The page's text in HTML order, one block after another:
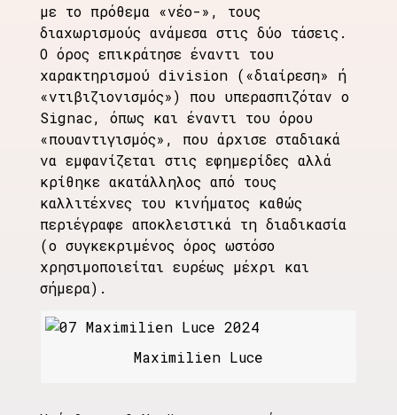
με το πρόθεμα «νέο-», τους
διαχωρισμούς ανάμεσα στις δύο τάσεις.
Ο όρος επικράτησε έναντι του
χαρακτηρισμού division («διαίρεση» ή
«ντιβιζιονισμός») που υπερασπιζόταν ο
Signac, όπως και έναντι του όρου
«πουαντιγισμός», που άρχισε σταδιακά
να εμφανίζεται στις εφημερίδες αλλά
κρίθηκε ακατάλληλος από τους
καλλιτέχνες του κινήματος καθώς
περιέγραφε αποκλειστικά τη διαδικασία
(ο συγκεκριμένος όρος ωστόσο
χρησιμοποιείται ευρέως μέχρι και
σήμερα).
Maximilien Luce